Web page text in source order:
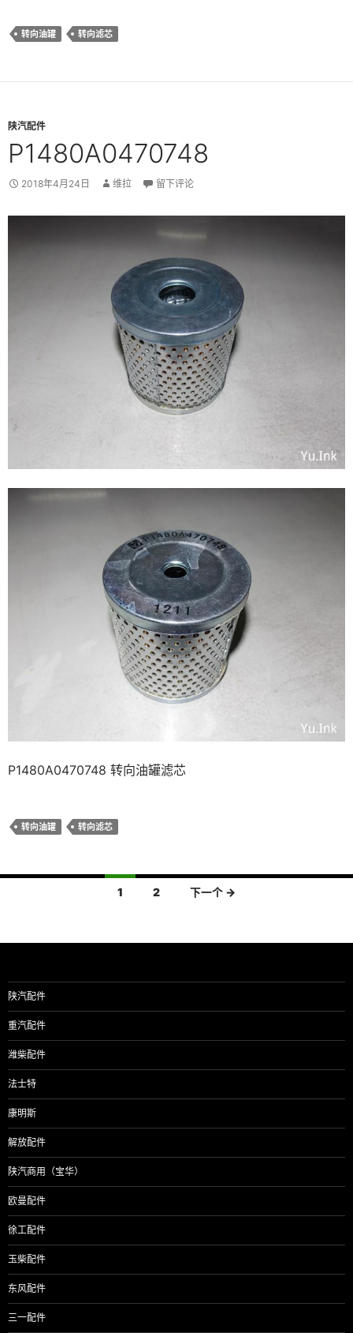
转向油罐 转向滤芯
陕汽配件
P1480A0470748
2018年4月24日 维拉 留下评论
P1480A0470748 转向油罐滤芯
转向油罐 转向滤芯
导
1 2 下一个 →
陕汽配件
重汽配件
潍柴配件
法士特
康明斯
解放配件
陕汽商用（宝华）
欧曼配件
徐工配件
玉柴配件
东风配件
三一配件